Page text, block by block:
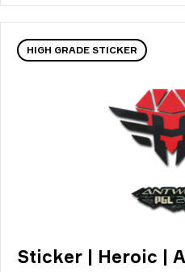
HIGH GRADE STICKER
Sticker | Heroic |